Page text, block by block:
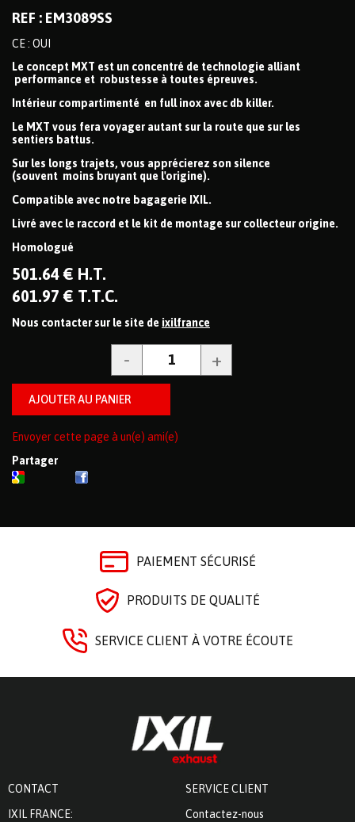
REF : EM3089SS
CE : OUI
Le concept MXT est un concentré de technologie alliant
performance et robustesse à toutes épreuves.
Intérieur compartimenté en full inox avec db killer.
Le MXT vous fera voyager autant sur la route que sur les
sentiers battus.
Sur les longs trajets, vous apprécierez son silence
(souvent moins bruyant que l'origine).
Compatible avec notre bagagerie IXIL.
Livré avec le raccord et le kit de montage sur collecteur origine.
Homologué
501.64 € H.T.
601.97 € T.T.C.
Nous contacter sur le site de ixilfrance
Envoyer cette page à un(e) ami(e)
Partager
PAIEMENT SÉCURISÉ
PRODUITS DE QUALITÉ
SERVICE CLIENT À VOTRE ÉCOUTE
CONTACT
IXIL FRANCE:
SERVICE CLIENT
Contactez-nous